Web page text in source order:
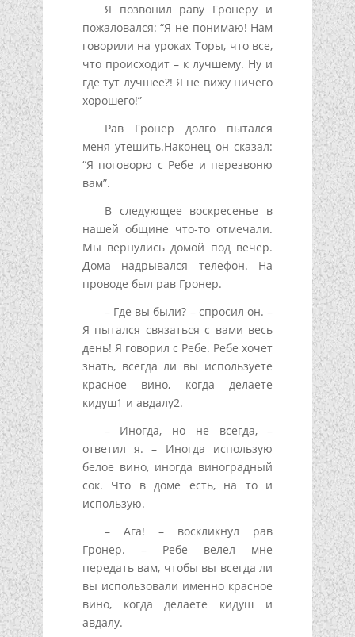
Я позвонил раву Гронеру и
пожаловался: “Я не понимаю! Нам
говорили на уроках Торы, что все,
что происходит – к лучшему. Ну и
где тут лучшее?! Я не вижу ничего
хорошего!”
Рав Гронер долго пытался
меня утешить.Наконец он сказал:
“Я поговорю с Ребе и перезвоню
вам”.
В следующее воскресенье в
нашей общине что-то отмечали.
Мы вернулись домой под вечер.
Дома надрывался телефон. На
проводе был рав Гронер.
– Где вы были? – спросил он. –
Я пытался связаться с вами весь
день! Я говорил с Ребе. Ребе хочет
знать, всегда ли вы используете
красное вино, когда делаете
кидуш1 и авдалу2.
– Иногда, но не всегда, –
ответил я. – Иногда использую
белое вино, иногда виноградный
сок. Что в доме есть, на то и
использую.
– Ага! – воскликнул рав
Гронер. – Ребе велел мне
передать вам, чтобы вы всегда ли
вы использовали именно красное
вино, когда делаете кидуш и
авдалу.